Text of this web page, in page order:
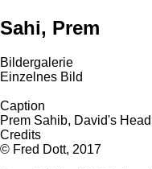
Sahi, Prem
Bildergalerie
Einzelnes Bild
Caption
Prem Sahib, David's
Credits
© Fred Dott, 2017